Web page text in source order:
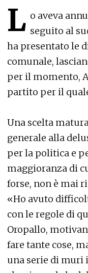
L o aveva
seguito al
ha presentato le
comunale,
per il momento,
partito per il
Una scelta
generale alla
per la politica e
maggioranza di
forse, non è mai
«Ho avuto
con le regole di
Oropallo,
fare tante cose,
una serie di muri